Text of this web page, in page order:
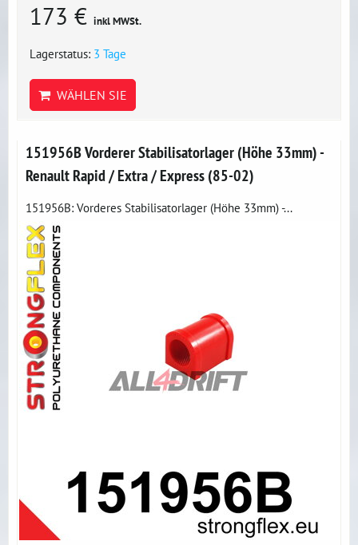
173 € inkl MWSt.
Lagerstatus: 3 Tage
WÄHLEN SIE
151956B Vorderer Stabilisatorlager (Höhe 33mm) -
Renault Rapid / Extra / Express (85-02)
151956B: Vorderes Stabilisatorlager (Höhe 33mm) -...